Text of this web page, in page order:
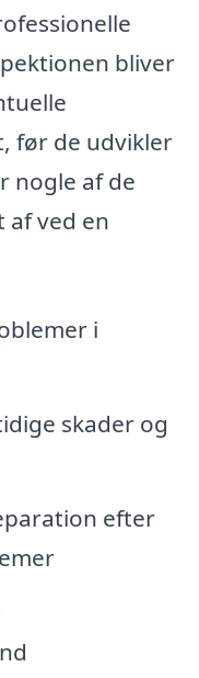
bliver
før de udvikler
nogle af de
af ved en
i
skader og
efter